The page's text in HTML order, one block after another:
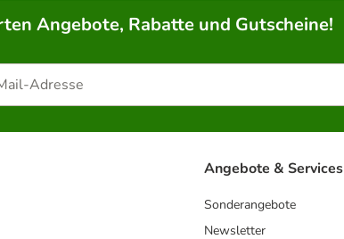
Angebote, Rabatte und Gutscheine!
Angebote & Services
Sonderangebote
Newsletter